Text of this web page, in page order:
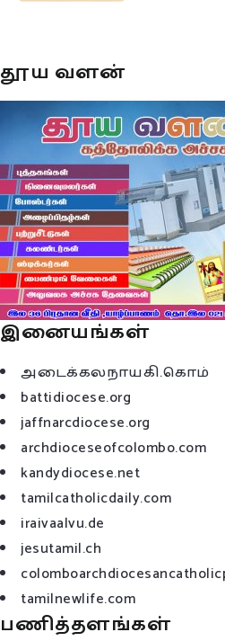
தூய வளன்
இனையங்கள்
அடைக்கலநாயகி.கொம்
battidiocese.org
jaffnarcdiocese.org
archdioceseofcolombo.com
kandydiocese.net
tamilcatholicdaily.com
iraivaalvu.de
jesutamil.ch
tamilnewlife.com
பணித்தளங்கள்